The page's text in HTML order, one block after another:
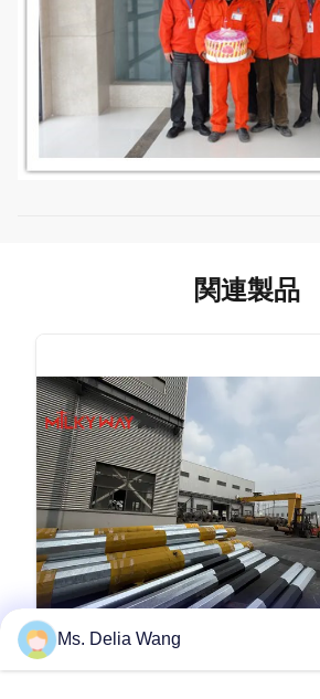
関連製品
Ms. Delia Wang